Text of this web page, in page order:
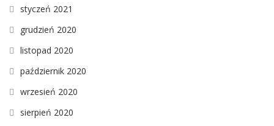
styczeń 2021
grudzień 2020
listopad 2020
październik 2020
wrzesień 2020
sierpień 2020